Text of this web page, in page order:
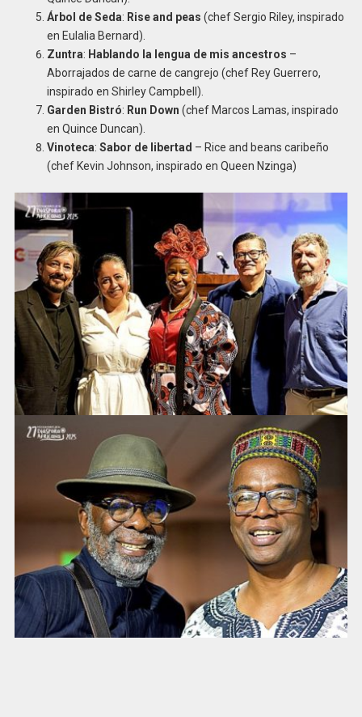
Árbol de Seda: Rise and peas (chef Sergio Riley, inspirado
en Eulalia Bernard).
Zuntra: Hablando la lengua de mis ancestros –
Aborrajados de carne de cangrejo (chef Rey Guerrero,
inspirado en Shirley Campbell).
Garden Bistró: Run Down (chef Marcos Lamas, inspirado
en Quince Duncan).
Vinoteca: Sabor de libertad – Rice and beans caribeño
(chef Kevin Johnson, inspirado en Queen Nzinga)